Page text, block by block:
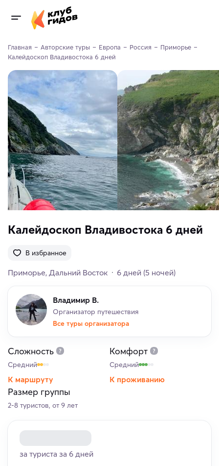
Главная Авторские туры Европа Россия
Приморье
Калейдоскоп Владивостока 6 дней
Калейдоскоп Владивостока 6 дней
В избранное
Приморье Дальний Восток 6 дней (5 ночей)
Владимир В.
Организатор путешествия
Все туры организатора
Сложность
Средний
К маршруту
Комфорт
Средний
К проживанию
Размер группы
2-8 туристов, от 9 лет
за туриста за 6 дней